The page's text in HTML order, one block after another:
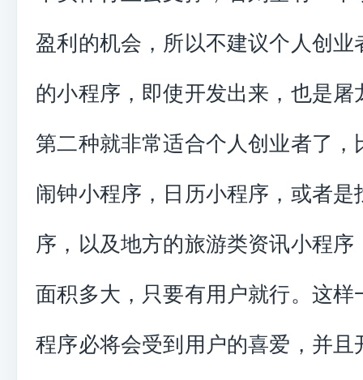
盈利的机会，所以不建议个人创业
的小程序，即使开发出来，也是屠
第二种就非常适合个人创业者了，
闹钟小程序，日历小程序，或者是
序，以及地方的旅游类资讯小程序
面积多大，只要有用户就行。这样
程序必将会受到用户的喜爱，并且